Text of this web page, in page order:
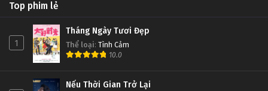
Top phim lẻ
1
Tháng Ngày Tươi Đẹp
Thể loại: Tình Cảm
10.0
Nếu Thời Gian Trở Lại